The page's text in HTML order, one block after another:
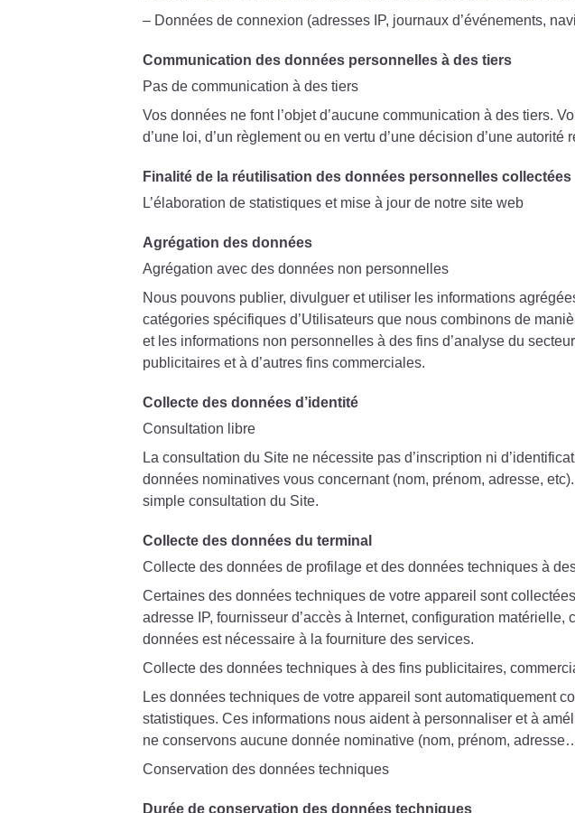
– Données de connexion (adresses IP, journaux d’événements,
Communication des données personnelles à des tiers
Pas de communication à des tiers
Vos données ne font l’objet d’aucune communication à des tiers.
d’une loi, d’un règlement ou en vertu d’une décision d’une
Finalité de la réutilisation des données personnelles collectées
L’élaboration de statistiques et mise à jour de notre site web
Agrégation des données
Agrégation avec des données non personnelles
Nous pouvons publier, divulguer et utiliser les informations
catégories spécifiques d’Utilisateurs que nous combinons de
et les informations non personnelles à des fins d’analyse du
publicitaires et à d’autres fins commerciales.
Collecte des données d’identité
Consultation libre
La consultation du Site ne nécessite pas d’inscription ni
données nominatives vous concernant (nom, prénom, adresse,
simple consultation du Site.
Collecte des données du terminal
Collecte des données de profilage et des données techniques à
Certaines des données techniques de votre appareil sont
adresse IP, fournisseur d’accès à Internet, configuration
données est nécessaire à la fourniture des services.
Collecte des données techniques à des fins publicitaires,
Les données techniques de votre appareil sont automatiquement
statistiques. Ces informations nous aident à personnaliser et à
ne conservons aucune donnée nominative (nom, prénom,
Conservation des données techniques
Durée de conservation des données techniques